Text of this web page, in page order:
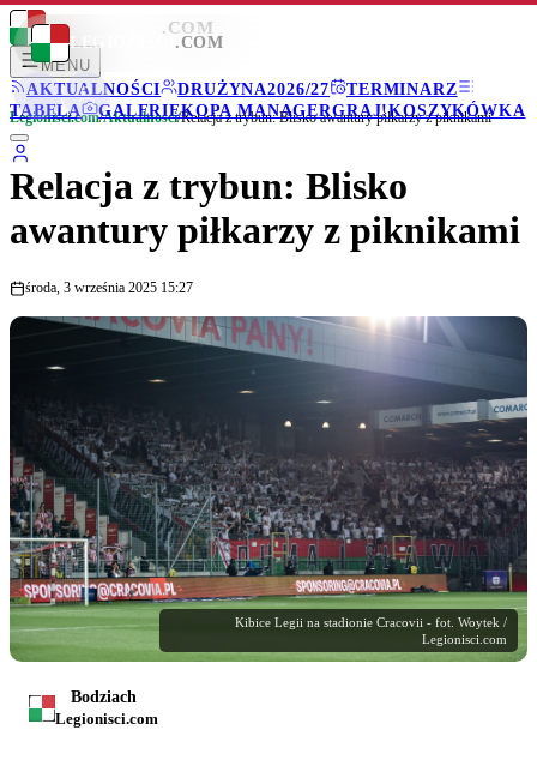
LEGIONISCI .COM
MENU
AKTUALNOŚCI
DRUŻYNA2026/27
TERMINARZ
TABELA
GALERIEKOPA MANAGERGRAJ!KOSZYKÓWKA
LEGIONISCI .COM
Legionisci.com/Aktualności/Relacja z trybun: Blisko awantury piłkarzy z piknikami
Relacja z trybun: Blisko
awantury piłkarzy z piknikami
środa, 3 września 2025 15:27
Kibice Legii na stadionie Cracovii - fot. Woytek /
Legionisci.com
Bodziach
Legionisci.com